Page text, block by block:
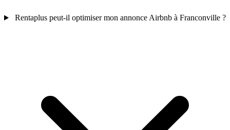
Rentaplus peut-il optimiser mon annonce Airbnb à Franconville ?